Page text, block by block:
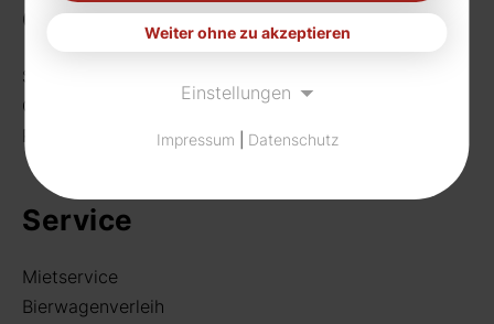
Getränke
Sortiment
Craft Beer
Rund um deine Bar
Service
Mietservice
Bierwagenverleih
Weiter ohne zu akzeptieren
Einstellungen
Impressum Datenschutz